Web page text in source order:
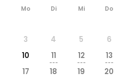
Mo Di Mi Do
3
4 5 6
10
11
---
12
---
13
---
17 18 19 20